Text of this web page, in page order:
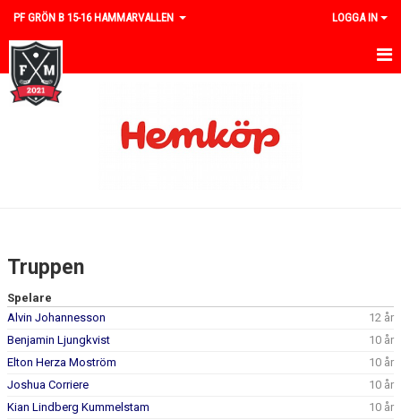
PF GRÖN B 15-16 HAMMARVALLEN LOGGA IN
HEM
BILDGALLERI
DOKUMENT
KONTAKT
Truppen
Spelare
Alvin Johannesson
12 år
Benjamin Ljungkvist
10 år
Elton Herza Moström
10 år
Joshua Corriere
10 år
Kian Lindberg Kummelstam
10 år